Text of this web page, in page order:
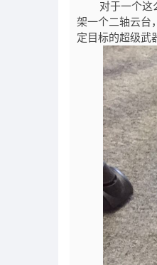
对于一个这么
架一个二轴云台
定目标的超级武